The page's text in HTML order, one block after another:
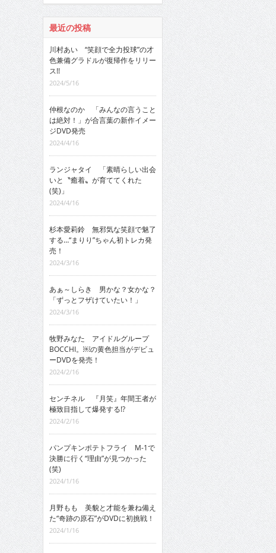
最近の投稿
川村あい “笑顔で全力投球”の才
色兼備グラドルが復帰作をリリー
ス!!
2024/5/16
仲根なのか 「みんなの言うこと
は絶対！」が合言葉の新作イメー
ジDVD発売
2024/4/16
ランジャタイ 「素晴らしい出会
いと〝癒着〟が育ててくれた
(笑)」
2024/4/16
杉本愛莉鈴 無邪気な笑顔で魅了
する…“まりり”ちゃん初トレカ発
売！
2024/3/16
あぁ～しらき 男かな？女かな？
「ずっとフザけていたい！」
2024/3/16
牧野みなた アイドルグループ
BOCCHI。￼の黄色担当がデビュ
ーDVDを発売！
2024/2/16
センチネル 『月笑』年間王者が
極致目指して爆発する!?
2024/2/16
パンプキンポテトフライ M-1で
決勝に行く“理由”が見つかった
(笑)
2024/1/16
月野もも 美貌と才能を兼ね備え
た“奇跡の原石”がDVDに初挑戦！
2024/1/16